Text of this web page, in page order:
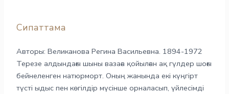
Сипаттама
Авторы: Великанова Регина Васильевна. 1894-1972
Терезе алдындағы шыны вазаға қойылған ақ гүлдер шоғы
бейнеленген натюрморт. Оның жанында екі күңгірт
түсті ыдыс пен көгілдір мүсінше орналасып, үйлесімді